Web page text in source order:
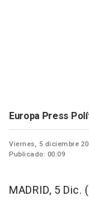
Europa Press
Viernes, 5 diciembre
Publicado: 00:09
MADRID, 5 Dic.